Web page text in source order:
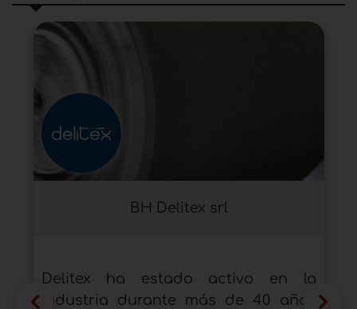
BH Delitex srl
Delitex ha estado activo en la
industria durante más de 40 años